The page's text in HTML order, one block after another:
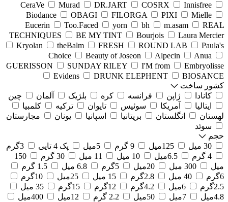
CeraVe
Murad DR.JART COSRX
Innisfree
Biodance
OBAGI FILORGA PIXI
Mielle
Eucerin
Too.Faced yorn bh m.asam
REAL
TECHNIQUES
BE MY TINT Bourjois
Laura Mercier
Kryolan
theBalm FRESH ROUND LAB
Paula's
Choice
Beauty of Joseon Alpecin
Anua
GUERISSON
SUNDAY RILEY I'M from
Embryolisse
Evidens
DRUNK ELEPHENT
BIOSANCE
کشور ساخت
کانادا
ژاپن فرانسه کره بلژیک آلمان
چین
ایتالیا
آمریکا سوئیس تایوان ترکیه
کلمبیا
لهستان
انگلستان بریتانیا اسپانیا یونان
مجارستان
سوئد
حجم
30 میل
125میل 9 گرم 5میل پک 4 تایی
3گرم
4 گرم
6.5میل 10 میل 11 میل 30 گرم
150
میل
300 میل 20میل 5گرم 6.8 میل
1.5 گرم
6گرم
40 میل 2.8گرم 15 میل 25میل
10گرم
2.5گرم
6میل 4.2گرم 12گرم 15گرم
35 میل
4.8میل
7میل 50میل 2.2 گرم 12میل
400میل